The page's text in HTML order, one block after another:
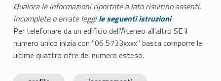
Qualora le informazioni riportate a lato risultino assenti,
incomplete o errate leggile seguenti istruzioni
Per telefonare da un edificio dell'Ateneo all'altro SE il
numero unico inizia con "06 5733xxxx" basta comporre le
ultime quattro cifre del numero esteso.